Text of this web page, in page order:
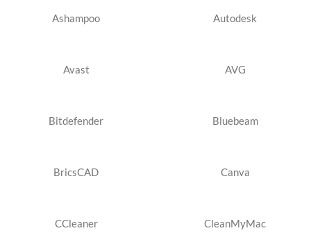
Ashampoo Autodesk
Avast AVG
Bitdefender Bluebeam
BricsCAD Canva
CCleaner CleanMyMac